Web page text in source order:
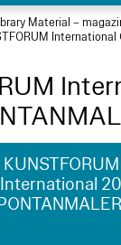
Material –
International
KUNSTFORUM
International 20